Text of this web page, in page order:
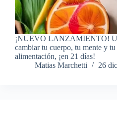
¡NUEVO LANZAMIENTO!
cambiar tu cuerpo, tu mente y
alimentación, ¡en 21 días!
Matias Marchetti
26